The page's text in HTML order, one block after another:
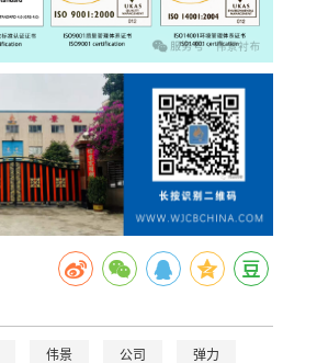
伟景 公司
弹力